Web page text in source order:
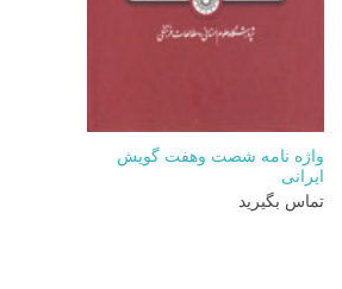
واژه نامه شصت وهفت گویش
ایرانی
تماس بگیرید